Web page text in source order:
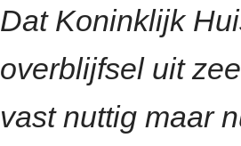
Dat Koninklijk
overblijfsel uit
vast nuttig maar